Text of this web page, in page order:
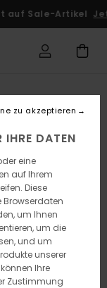
Sale-Artikel
IHRE DATEN
eine
auf Ihrem
Diese
Browserdaten
um Ihnen
um die
und um
unserer
Ihre
Zustimmung
zu akzeptieren